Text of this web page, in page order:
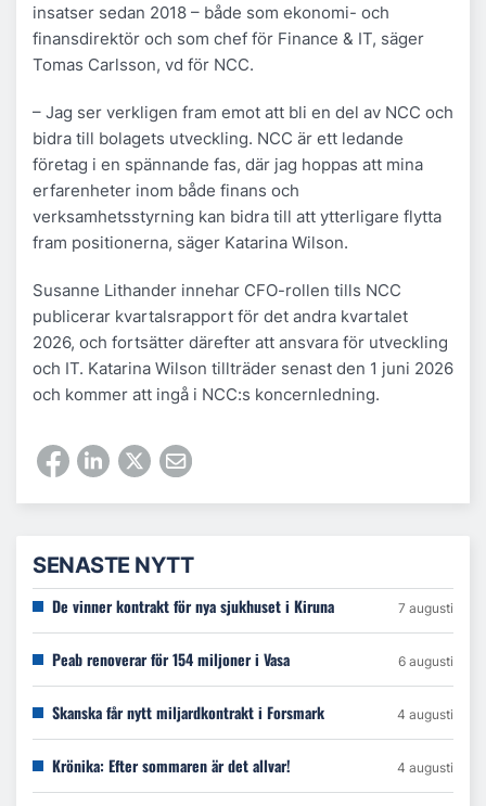
insatser sedan 2018 – både som ekonomi- och
finansdirektör och som chef för Finance & IT, säger
Tomas Carlsson, vd för NCC.
– Jag ser verkligen fram emot att bli en del av NCC och
bidra till bolagets utveckling. NCC är ett ledande
företag i en spännande fas, där jag hoppas att mina
erfarenheter inom både finans och
verksamhetsstyrning kan bidra till att ytterligare flytta
fram positionerna, säger Katarina Wilson.
Susanne Lithander innehar CFO-rollen tills NCC
publicerar kvartalsrapport för det andra kvartalet
2026, och fortsätter därefter att ansvara för utveckling
och IT. Katarina Wilson tillträder senast den 1 juni 2026
och kommer att ingå i NCC:s koncernledning.
SENASTE NYTT
De vinner kontrakt för nya sjukhuset i Kiruna 7 augusti
Peab renoverar för 154 miljoner i Vasa 6 augusti
Skanska får nytt miljardkontrakt i Forsmark 4 augusti
Krönika: Efter sommaren är det allvar! 4 augusti